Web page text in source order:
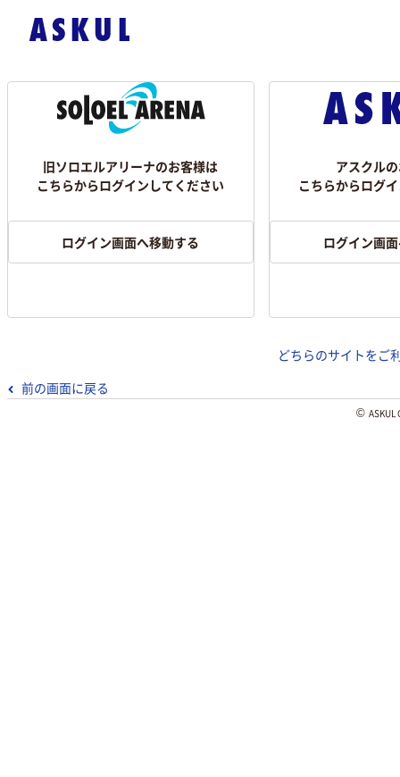
旧ソロエルアリーナのお客様は
こちらからログインしてください
ログイン画面へ移動する
アスクル
こちらからログ
ログイン画
どちらのサイトをご
前の画面に戻る
©